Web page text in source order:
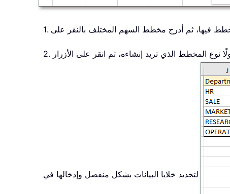
فيها، ثم أدرج مخطط السهم المختلف بالنقر على
نوع المخطط الذي تريد إنشاءه، ثم انقر على الأزرار
لتحديد خلايا البيانات بشكل منفصل وإدخالها في